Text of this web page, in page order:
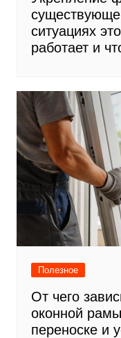
ситуациях
работает и
Полезное
От чего
оконной
переноске и